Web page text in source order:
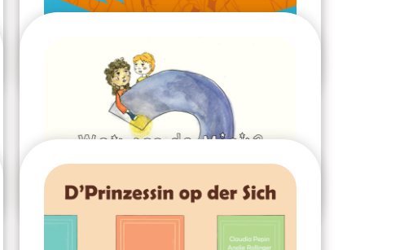
Matteo et le voyage des
émotions
2024
Ensemble